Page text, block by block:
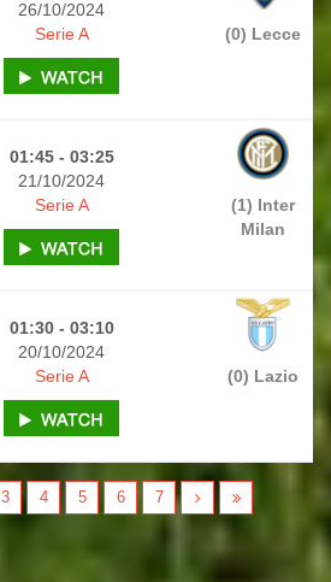
26/10/2024
(0) Lecce
Serie A
01:45 - 03:25
21/10/2024
(1) Inter
Milan
Serie A
01:30 - 03:10
20/10/2024
(0) Lazio
Serie A
3 4 5 6 7